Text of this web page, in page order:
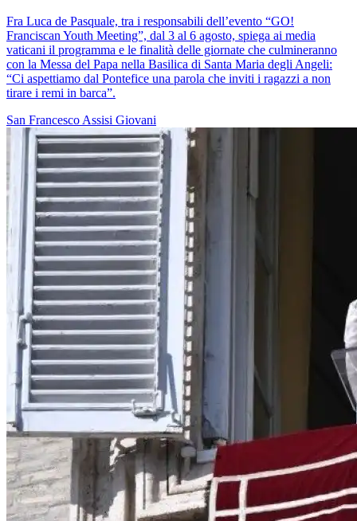
Fra Luca de Pasquale, tra i responsabili dell’evento “GO!
Franciscan Youth Meeting”, dal 3 al 6 agosto, spiega ai media
vaticani il programma e le finalità delle giornate che culmineranno
con la Messa del Papa nella Basilica di Santa Maria degli Angeli:
“Ci aspettiamo dal Pontefice una parola che inviti i ragazzi a non
tirare i remi in barca”.
San Francesco Assisi Giovani